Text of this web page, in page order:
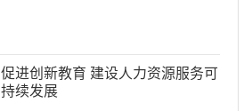
促进创新教育 建设人力资源服务可
持续发展